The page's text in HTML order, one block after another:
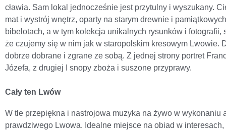
cławia. Sam lokal jednocześnie jest przytulny i wyszukany.
mat i wystrój wnętrz, oparty na sta­rym drewnie i pamiątkowych
bibelotach, a w tym kolekcja unikalnych rysunków i fotografii,
że czujemy się w nim jak w staropolskim kresowym Lwowie.
dobrze dobrane i zgrane ze sobą. Z jednej stro­ny portret
Józefa, z drugiej I snopy zboża i suszone przyprawy.
Cały ten Lwów
W tle przepiękna i nastrojowa muzy­ka na żywo w wykonaniu
prawdziwego Lwowa. Idealne miej­sce na obiad w